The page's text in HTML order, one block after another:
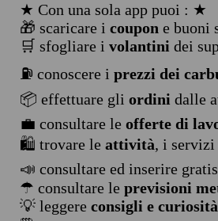
★ Con una sola app puoi : ★
🎁 scaricare i coupon e buoni
🛒 sfogliare i volantini dei
⛽ conoscere i prezzi dei
📦 effettuare gli ordini dalle
💼 consultare le offerte di
🛍️ trovare le attività, i
📣 consultare ed inserire
☂ consultare le previsioni
💡 leggere consigli e curiosità